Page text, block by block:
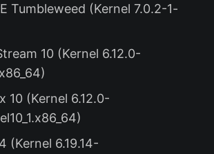
Tumbleweed (Kernel 7.0.2-1-
10 (Kernel 6.12.0-
10 (Kernel 6.12.0-
(Kernel 6.19.14-